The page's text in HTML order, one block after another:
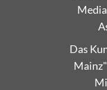
Das